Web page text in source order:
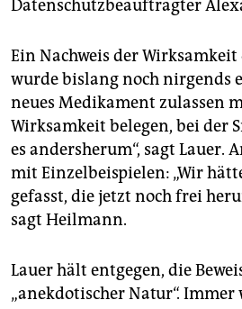
Datenschutzbeauftragter
Ein Nachweis der
wurde bislang noch nirgends
neues Medikament zulassen
Wirksamkeit belegen, bei der
es andersherum“, sagt Lauer.
mit Einzelbeispielen: „Wir
gefasst, die jetzt noch frei
sagt Heilmann.
Lauer hält entgegen, die
„anekdotischer Natur“.